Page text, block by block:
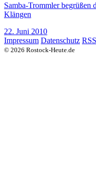
Samba-Trommler begrüßen
Klängen
22. Juni 2010
Impressum Datenschutz RSS
© 2026 Rostock-Heute.de